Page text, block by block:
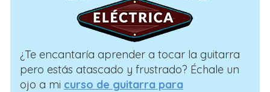
¿Te encantaría aprender a tocar la guitarra
pero estás atascado y frustrado? Échale un
ojo a mi curso de guitarra para